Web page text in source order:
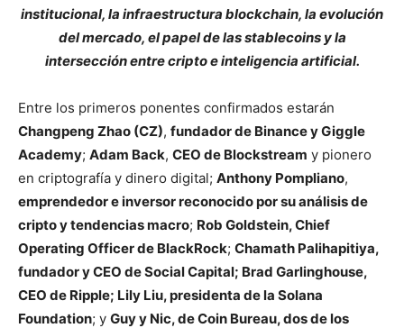
institucional, la infraestructura blockchain, la evolución
del mercado, el papel de las stablecoins y la
intersección entre cripto e inteligencia artificial.
Entre los primeros ponentes confirmados estarán
Changpeng Zhao (CZ), fundador de Binance y Giggle
Academy; Adam Back, CEO de Blockstream y pionero
en criptografía y dinero digital; Anthony Pompliano,
emprendedor e inversor reconocido por su análisis de
cripto y tendencias macro; Rob Goldstein, Chief
Operating Officer de BlackRock; Chamath Palihapitiya,
fundador y CEO de Social Capital; Brad Garlinghouse,
CEO de Ripple; Lily Liu, presidenta de la Solana
Foundation; y Guy y Nic, de Coin Bureau, dos de los